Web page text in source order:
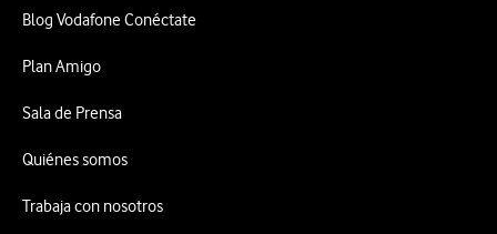
Blog Vodafone Conéctate
Plan Amigo
Sala de Prensa
Quiénes somos
Trabaja con nosotros